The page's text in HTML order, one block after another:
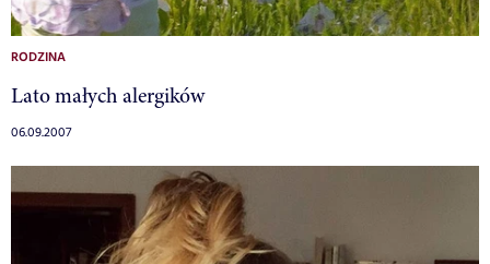
RODZINA
Lato małych alergików
06.09.2007